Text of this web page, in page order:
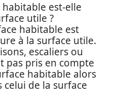
habitable est-elle
utile ?
habitable est
à la surface utile.
escaliers ou
pas pris en compte
habitable alors
celui de la surface